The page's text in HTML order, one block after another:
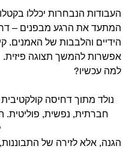
העבודות הנבחרות יכללו
המתעד את הרגע מבפנים –
הידיים והלבבות של האמנים.
אפשרות להמשך תצוגה פיזית.
למה עכשיו?
חברתית, נפשית, פוליטית.
הגנה, אלא לזירה של התבוננות,